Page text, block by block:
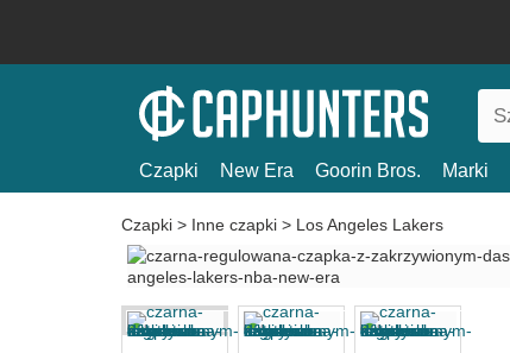
Czapki New Era Goorin Bros. Marki
Czapki > Inne czapki > Los Angeles Lakers